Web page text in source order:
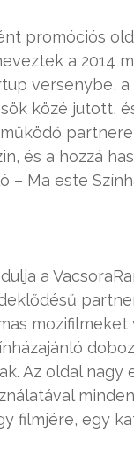
promóciós
a 2014
versenybe, a
közé jutott,
és a hozzá
– Ma este
a
Az oldal
filmjére, egy